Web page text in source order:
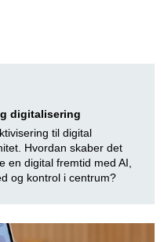
digitalisering
til digital
Hvordan skaber det
en digital fremtid med AI,
og kontrol i centrum?